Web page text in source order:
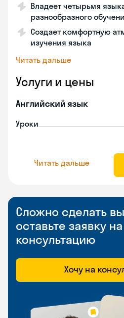
Владеет четырьмя
разнообразного
Создает комфортную
изучения языка
Читать дальше
Услуги и цены
Английский язык
Уроки
Читать дальше
Сложно сделать
оставьте заявку
консультацию
Хочу на